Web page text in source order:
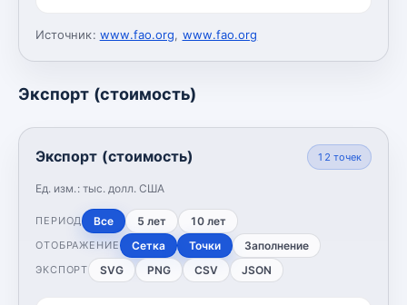
Источник: www.fao.org, www.fao.org
Экспорт (стоимость)
Экспорт (стоимость)
Ед. изм.: тыс. долл. США
12 точек
ПЕРИОД Все 5 лет 10 лет
ОТОБРАЖЕНИЕ Сетка Точки Заполнение
ЭКСПОРТ SVG PNG CSV JSON